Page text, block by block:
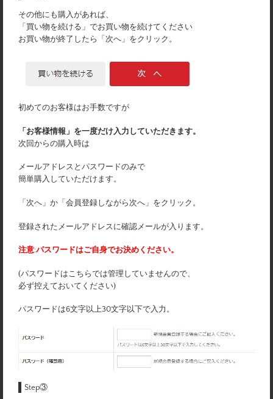
その他にも購入があれば、
「買い物を続ける」でお買い物を続けてください
お買い物が終了したら「次へ」をクリック。
初めてのお客様はお手数ですが
「お客様情報」を一度だけ入力していただきます。
次回からの購入時は
メールアドレスとパスワードのみで
簡単購入していただけます。
「次へ」か「会員登録しながら次へ」をクリック。
登録されたメールアドレスに確認メールが入ります。
注意:パスワードはご自身でお決めください。
(パスワードはこちらでは管理していませんので、
必ず控えておいてください)
パスワードは6文字以上30文字以下で入力。
Step③